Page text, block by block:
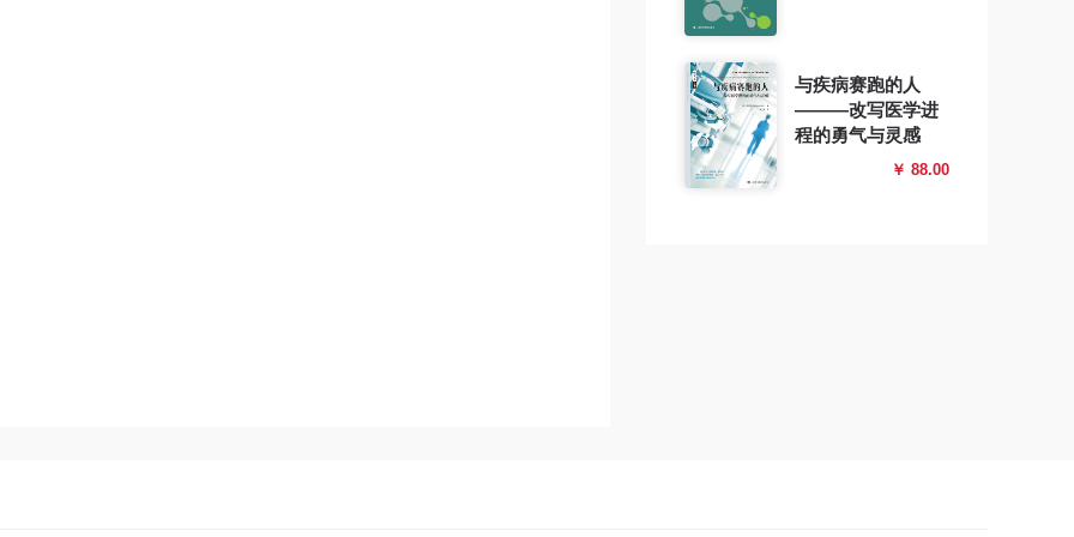
与疾病赛跑的人
———改写医学进
程的勇气与灵感
￥ 88.00